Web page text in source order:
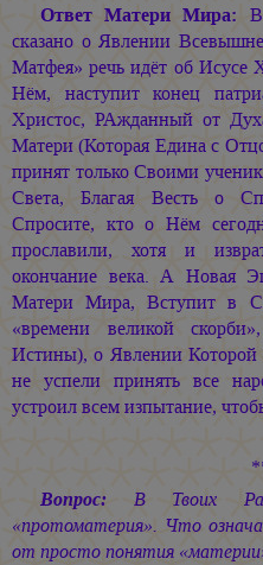
Ответ Матери Мира:
сказано о Явлении
Матфея» речь идёт об Исусе
Нём, наступит конец
Христос, РАжданный от
Матери (Которая Едина с
принят только Своими
Света, Благая Весть о
Спросите, кто о Нём
прославили, хотя и
окончание века. А Новая
Матери Мира, Вступит в
«времени великой
Истины), о Явлении
не успели принять все
устроил всем изпытание,
Вопрос: В Твоих
«протоматерия». Что
от просто понятия